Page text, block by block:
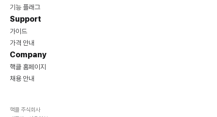
핵클 주식회사
기능 플래그
Support
가이드
가격 안내
Company
핵클 홈페이지
채용 안내